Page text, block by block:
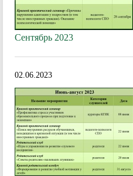
Сентябрь 2023
02.06.2023